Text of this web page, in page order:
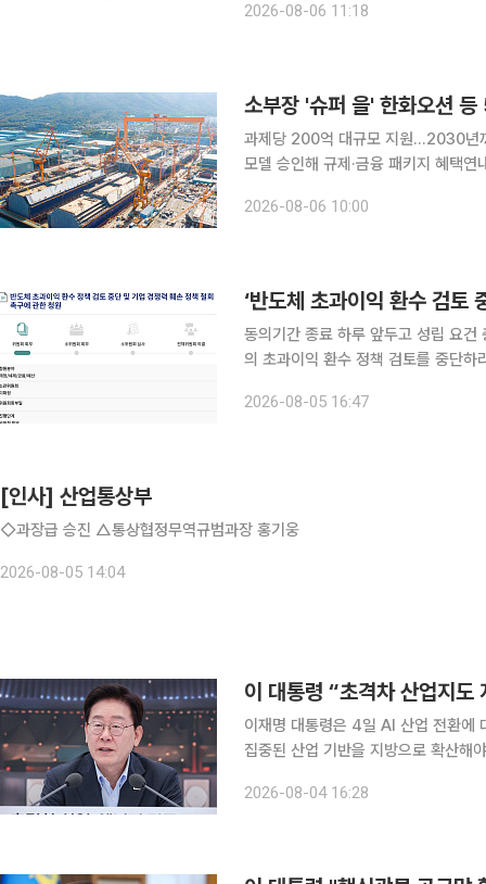
술표준원(이하 국표원)은 국내 이용
2026-08-06 11:18
소부장 '슈퍼 을' 한화오션
과제당 200억 대규모 지원...2030년
모델 승인해 규제·금융 패키지 혜택
로 한화오션 등 5곳을 신규 선정하고
2026-08-06 10:00
‘반도체 초과이익 환수 검토
동의기간 종료 하루 앞두고 성립 요건 충
의 초과이익 환수 정책 검토를 중단
업 경쟁력 훼손 정책 철회 촉구에 관
2026-08-05 16:47
[인사] 산업통상부
◇과장급 승진 △통상협정무역규범과장 홍기웅
2026-08-05 14:04
이 대통령 “초격차 산업지
이재명 대통령은 4일 AI 산업 전환에
집중된 산업 기반을 지방으로 확산해
에너지부·기상청·원자력안전위원회
2026-08-04 16:28